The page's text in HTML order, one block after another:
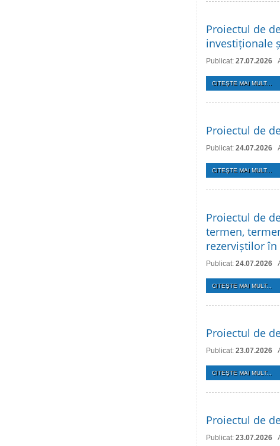
Proiectul de
investiționale
Publicat: 27.07.2026
CITEŞTE MAI MULT...
Proiectul de
Publicat: 24.07.2026
CITEŞTE MAI MULT...
Proiectul de
termen,
rezerviștilor
Publicat: 24.07.2026
CITEŞTE MAI MULT...
Proiectul de
Publicat: 23.07.2026
CITEŞTE MAI MULT...
Proiectul de
Publicat: 23.07.2026